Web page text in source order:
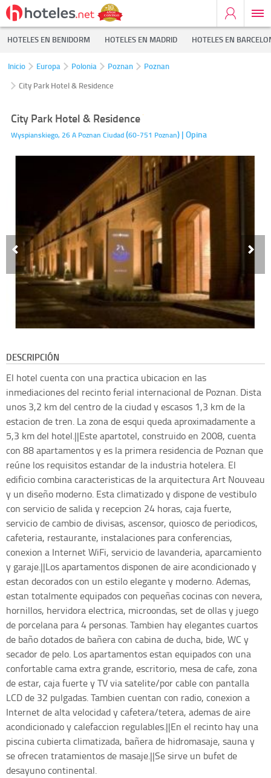
HOTELES EN BENIDORM HOTELES EN MADRID HOTELES EN
Inicio Europa Polonia Poznan
Poznan
City Park Hotel & Residence
City Park Hotel & Residence
Wyspianskiego, 26 A Poznan Ciudad(60-751 Poznan) | Opina
DESCRIPCIÓN
El hotel cuenta con una practica ubicacion en las
inmediaciones del recinto ferial internacional de Poznan. Dista
unos 3,2 km del centro de la ciudad y escasos 1,3 km de la
estacion de tren. La zona de esqui queda aproximadamente a
5,3 km del hotel.||Este apartotel, construido en 2008, cuenta
con 88 apartamentos y es la primera residencia de Poznan que
reúne los requisitos estandar de la industria hotelera. El
edificio combina caracteristicas de la arquitectura Art Nouveau
y un diseño moderno. Esta climatizado y dispone de vestibulo
con servicio de salida y recepcion 24 horas, caja fuerte,
servicio de cambio de divisas, ascensor, quiosco de periodicos,
cafeteria, restaurante, instalaciones para conferencias,
conexion a Internet WiFi, servicio de lavanderia, aparcamiento
y garaje.||Los apartamentos disponen de aire acondicionado y
estan decorados con un estilo elegante y moderno. Ademas,
estan totalmente equipados con pequeñas cocinas con nevera,
hornillos, hervidora electrica, microondas, set de ollas y juego
de porcelana para 4 personas. Tambien hay elegantes cuartos
de baño dotados de bañera con cabina de ducha, bide, WC y
secador de pelo. Los apartamentos estan equipados con una
confortable cama extra grande, escritorio, mesa de cafe, zona
de estar, caja fuerte y TV via satelite/por cable con pantalla
LCD de 32 pulgadas. Tambien cuentan con radio, conexion a
Internet de alta velocidad y cafetera/tetera, ademas de aire
acondicionado y calefaccion regulables.||En el recinto hay una
piscina cubierta climatizada, bañera de hidromasaje, sauna y
se ofrecen tratamientos de masaje.||Se sirve un bufet de
desayuno continental.